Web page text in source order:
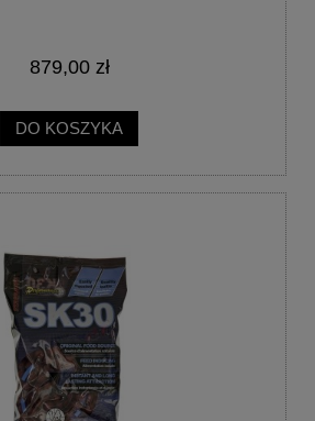
879,00 zł
DO KOSZYKA